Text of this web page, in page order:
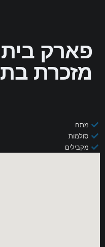
פארק
מזכרת
מתח
סולמות
מקבילים